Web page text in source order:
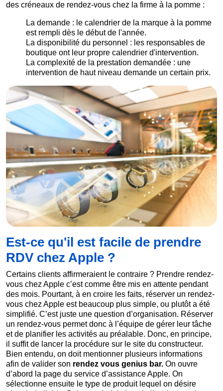
des créneaux de rendez-vous chez la firme à la pomme :
La demande : le calendrier de la marque à la pomme
est rempli dès le début de l'année.
La disponibilité du personnel : les responsables de
boutique ont leur propre calendrier d'intervention.
La complexité de la prestation demandée : une
intervention de haut niveau demande un certain prix.
Est-ce qu'il est facile de prendre
RDV chez Apple ?
Certains clients affirmeraient le contraire ? Prendre rendez-
vous chez Apple c’est comme être mis en attente pendant
des mois. Pourtant, à en croire les faits, réserver un rendez-
vous chez Apple est beaucoup plus simple, ou plutôt a été
simplifié. C’est juste une question d’organisation. Réserver
un rendez-vous permet donc à l’équipe de gérer leur tâche
et de planifier les activités au préalable. Donc, en principe,
il suffit de lancer la procédure sur le site du constructeur.
Bien entendu, on doit mentionner plusieurs informations
afin de valider son rendez vous genius bar. On ouvre
d’abord la page du service d’assistance Apple. On
sélectionne ensuite le type de produit lequel on désire